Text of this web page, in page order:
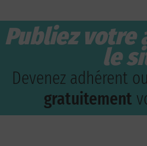
Publiez votre
le
Devenez adhérent
gratuitement